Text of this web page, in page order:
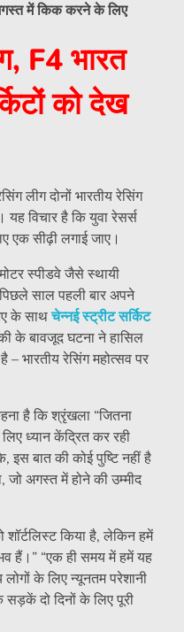
में किक करने के लिए
F4 भारत
को देख
लीग दोनों भारतीय रेसिंग
विचार है कि युवा रेसर्स
एक सीढ़ी लगाई जाए।
स्पीडवे जैसे स्थायी
साल पहली बार अपने
के साथचेन्नई स्ट्रीट सर्किट
के बावजूद घटना ने हासिल
भारतीय रेसिंग महोत्सव पर
है कि श्रृंखला “जितना
ध्यान केंद्रित कर रही
इस बात की कोई पुष्टि नहीं है
अगस्त में होने की उम्मीद
किया है, लेकिन हमें
हैं।” “एक ही समय में हमें यह
के लिए न्यूनतम परेशानी
सड़कें दो दिनों के लिए पूरी